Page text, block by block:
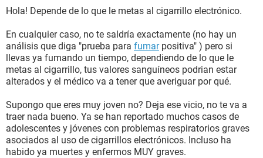
Hola! Depende de lo que le metas al cigarrillo electrónico.
En cualquier caso, no te saldría exactamente (no hay un
análisis que diga "prueba para fumarpositiva" ) pero si
llevas ya fumando un tiempo, dependiendo de lo que le
metas al cigarrillo, tus valores sanguíneos podrian estar
alterados y el médico va a tener que averiguar por qué.
Supongo que eres muy joven no? Deja ese vicio, no te va a
traer nada bueno. Ya se han reportado muchos casos de
adolescentes y jóvenes con problemas respiratorios graves
asociados al uso de cigarrillos electrónicos. Incluso ha
habido ya muertes y enfermos MUY graves.